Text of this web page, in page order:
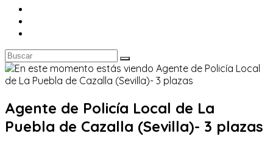
Agente de Policía Local de La
Puebla de Cazalla (Sevilla)- 3 plazas